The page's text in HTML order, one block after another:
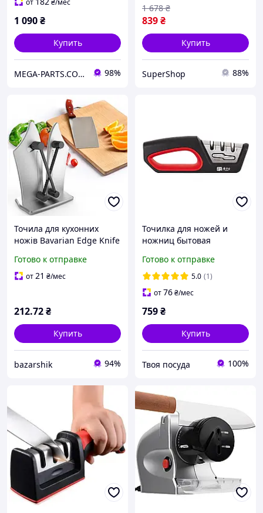
от ₴/мес
1 090₴
Купить
MEGA-PARTS.COM.UA 98%
839₴
1 678 ₴
Купить
SuperShop 88%
Точила для кухонних
ножів Bavarian Edge Knife
побутова ножеточка
Готово к отправке
от21 ₴/мес
212.72₴
Купить
bazarshik 94%
Точилка для ножей и
ножниц бытовая
Готово к отправке
5.0 (1)
от76₴/мес
759₴
Купить
Твоя посуда 100%